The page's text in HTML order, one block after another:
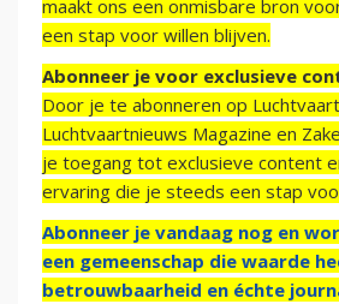
maakt ons een onmisbare bron
een stap voor willen blijven.
Abonneer je voor exclusieve
Door je te abonneren op
Luchtvaartnieuws Magazine en
je toegang tot exclusieve content
ervaring die je steeds een stap
Abonneer je vandaag nog en
een gemeenschap die waarde
betrouwbaarheid en échte